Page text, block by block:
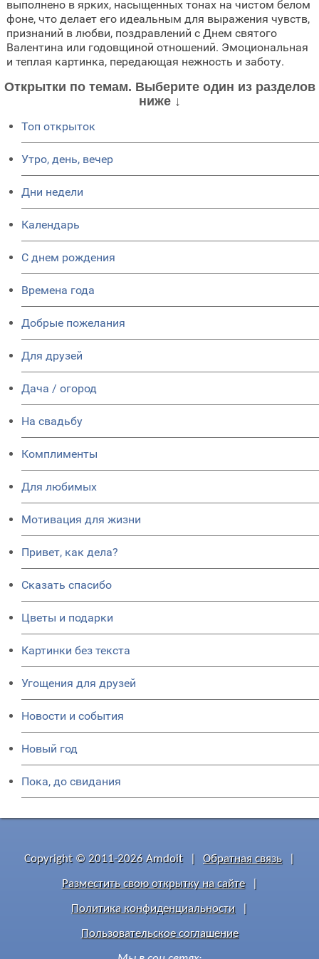
выполнено в ярких, насыщенных тонах на чистом белом
фоне, что делает его идеальным для выражения чувств,
признаний в любви, поздравлений с Днем святого
Валентина или годовщиной отношений. Эмоциональная
и теплая картинка, передающая нежность и заботу.
Открытки по темам. Выберите один из разделов
ниже ↓
Топ открыток
Утро, день, вечер
Дни недели
Календарь
C днем рождения
Времена года
Добрые пожелания
Для друзей
Дача / огород
На свадьбу
Комплименты
Для любимых
Мотивация для жизни
Привет, как дела?
Сказать спасибо
Цветы и подарки
Картинки без текста
Угощения для друзей
Новости и события
Новый год
Пока, до свидания
Copyright © 2011-2026 Amdoit Обратная связь
Разместить свою открытку на сайте
Политика конфиденциальности
Пользовательское соглашение